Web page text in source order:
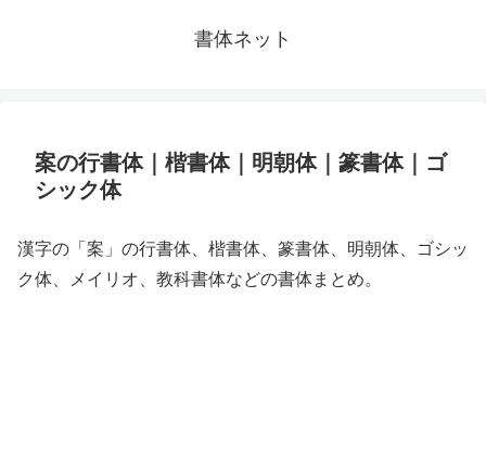
書体ネット
案の行書体｜楷書体｜明朝体｜篆書体｜ゴ
シック体
漢字の「案」の行書体、楷書体、篆書体、明朝体、ゴシッ
ク体、メイリオ、教科書体などの書体まとめ。